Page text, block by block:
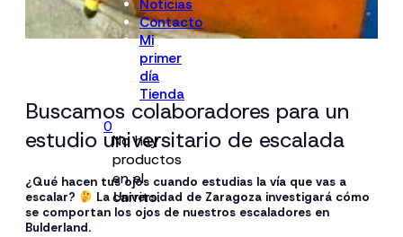
Noticias
Contacto
Mi
primer
día
Tienda
0
No hay
productos
en el
carrito.
Buscamos colaboradores para un
estudio universitario de escalada
¿Qué hacen tus ojos cuando estudias la vía que vas a
escalar?
La Universidad de Zaragoza investigará cómo
se comportan los ojos de nuestros escaladores en
Bulderland.